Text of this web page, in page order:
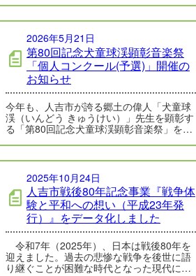
2026年5月21日
第80回記念犬童球渓顕彰音楽祭
「個人コンクール(予選)」開催の
お知らせ
今年も、人吉市が誇る郷土の偉人「犬童球
渓（いんどう きゅうけい）」先生を顕彰す
る「第80回記念犬童球渓顕彰音楽祭」を開
2025年10月24日
人吉市戦後80年記念事業『戦争体
験と平和への想い（平成23年発
行）』をデータ化しました
令和7年（2025年）、日本は戦後80年を
迎えました。過去の悲惨な戦争を後世に語
り継ぐことが困難な時代となった現代に、